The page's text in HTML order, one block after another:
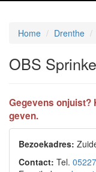
Home Drenthe
OBS
Gegevens onjuist?
geven.
Bezoekadres:
Contact: Tel.